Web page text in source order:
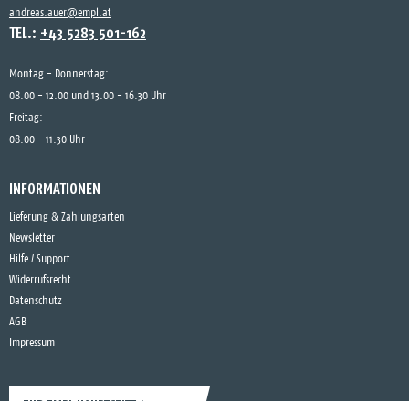
andreas.auer@empl.at
TEL.: +43 5283 501-162
Montag - Donnerstag:
08.00 - 12.00 und 13.00 - 16.30 Uhr
Freitag:
08.00 - 11.30 Uhr
INFORMATIONEN
Lieferung & Zahlungsarten
Newsletter
Hilfe / Support
Widerrufsrecht
Datenschutz
AGB
Impressum